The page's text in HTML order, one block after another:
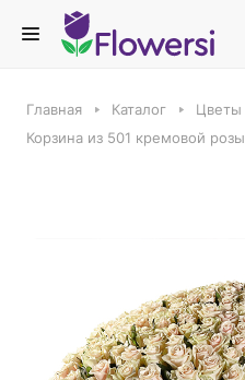
Главная Каталог Цветы
Корзина из 501 кремовой розы